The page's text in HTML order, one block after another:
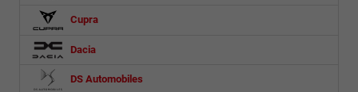
Cupra
Dacia
DS Automobiles